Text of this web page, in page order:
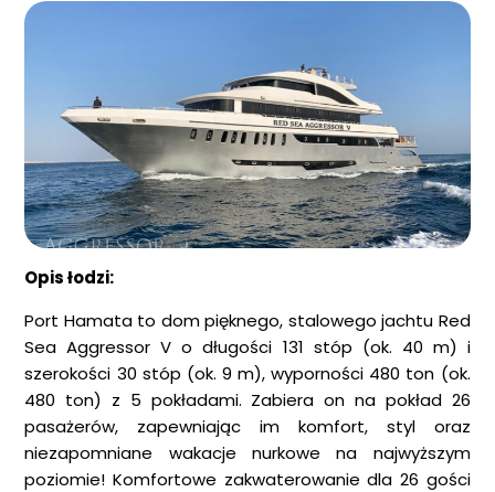
Opis łodzi:
Port Hamata to dom pięknego, stalowego jachtu Red
Sea Aggressor V o długości 131 stóp (ok. 40 m) i
szerokości 30 stóp (ok. 9 m), wyporności 480 ton (ok.
480 ton) z 5 pokładami. Zabiera on na pokład 26
pasażerów, zapewniając im komfort, styl oraz
niezapomniane wakacje nurkowe na najwyższym
poziomie! Komfortowe zakwaterowanie dla 26 gości